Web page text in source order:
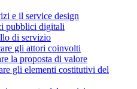
e il service design
pubblici digitali
di servizio
gli attori coinvolti
la proposta di valore
gli elementi costitutivi del